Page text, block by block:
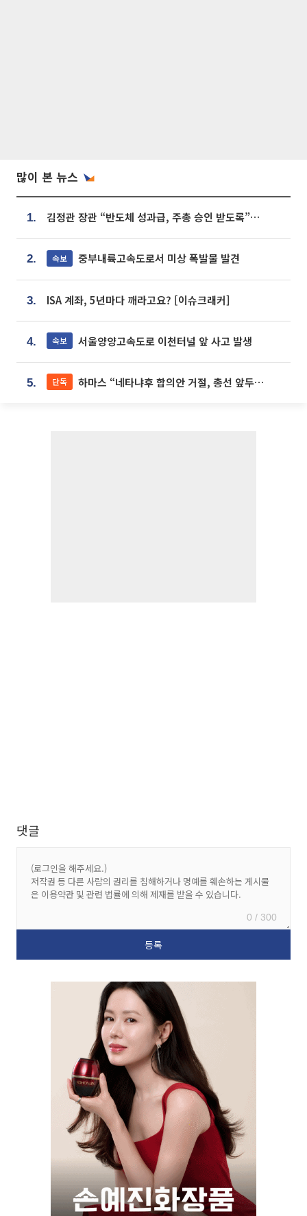
많이 본 뉴스
1. 김정관 장관 “반도체 성과급, 주총 승인 받도록”…상법·자본시장법 개정 시사
2. 속보 중부내륙고속도로서 미상 폭발물 발견
3. ISA 계좌, 5년마다 깨라고요? [이슈크래커]
4. 속보 서울양양고속도로 이천터널 앞 사고 발생
5. 단독 하마스 “네타냐후 합의안 거절, 총선 앞두고 시간 끌기”
댓글
0 / 300